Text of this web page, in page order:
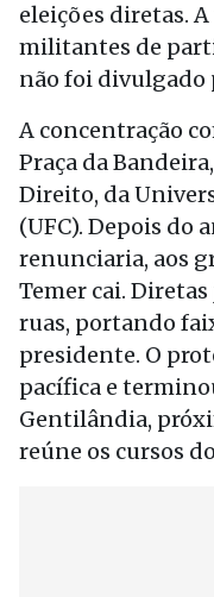
eleições diretas.
militantes de
não foi divulgado
A concentração
Praça da
Direito, da
(UFC). Depois do
renunciaria, aos
Temer cai.
ruas, portando
presidente. O
pacífica e
Gentilândia,
reúne os cursos